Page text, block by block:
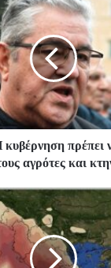
πρέπει
αγρότες και